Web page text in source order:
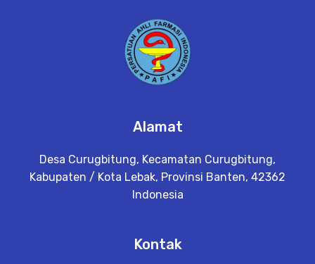
Alamat
Desa Curugbitung, Kecamatan Curugbitung,
Kabupaten / Kota Lebak, Provinsi Banten, 42362
Indonesia
Kontak